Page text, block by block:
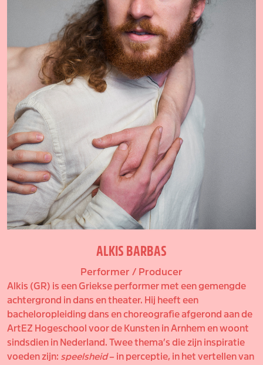
ALKIS BARBAS
Performer / Producer
Alkis (GR) is een Griekse performer met een gemengde
achtergrond in dans en theater. Hij heeft een
bacheloropleiding dans en choreografie afgerond aan de
ArtEZ Hogeschool voor de Kunsten in Arnhem en woont
sindsdien in Nederland. Twee thema’s die zijn inspiratie
voeden zijn: speelsheid– in perceptie, in het vertellen van